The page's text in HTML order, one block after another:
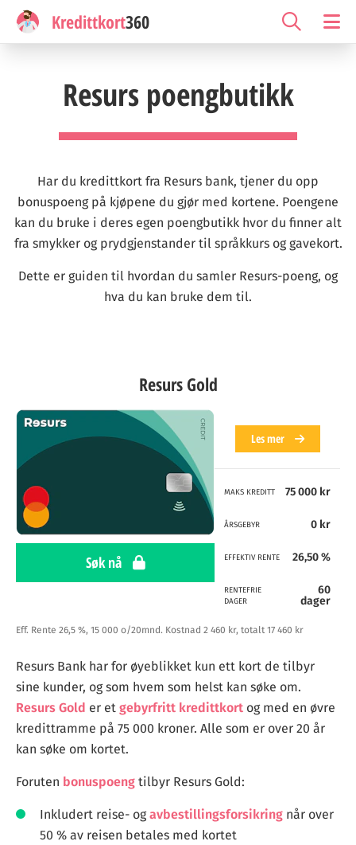
Kredittkort360
Resurs poengbutikk
Har du kredittkort fra Resurs bank, tjener du opp
bonuspoeng på kjøpene du gjør med kortene. Poengene
kan du bruke i deres egen poengbutikk hvor du finner alt
fra smykker og prydgjenstander til språkkurs og gavekort.
Dette er guiden til hvordan du samler Resurs-poeng, og
hva du kan bruke dem til.
Resurs Gold
Søk nå
Les mer
MAKS KREDITT 75 000 kr
ÅRSGEBYR 0 kr
EFFEKTIV RENTE 26,50 %
RENTEFRIE
DAGER
60
dager
Eff. Rente 26,5 %, 15 000 o/20mnd. Kostnad 2 460 kr, totalt 17 460 kr
Resurs Bank har for øyeblikket kun ett kort de tilbyr
sine kunder, og som hvem som helst kan søke om.
Resurs Gold er et gebyrfritt kredittkort og med en øvre
kredittramme på 75 000 kroner. Alle som er over 20 år
kan søke om kortet.
Foruten bonuspoeng tilbyr Resurs Gold:
Inkludert reise- ogavbestillingsforsikring når over
50 % av reisen betales med kortet